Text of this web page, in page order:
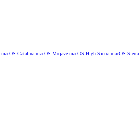
macOS Catalina macOS Mojave macOS High Sierra macOS Sierra